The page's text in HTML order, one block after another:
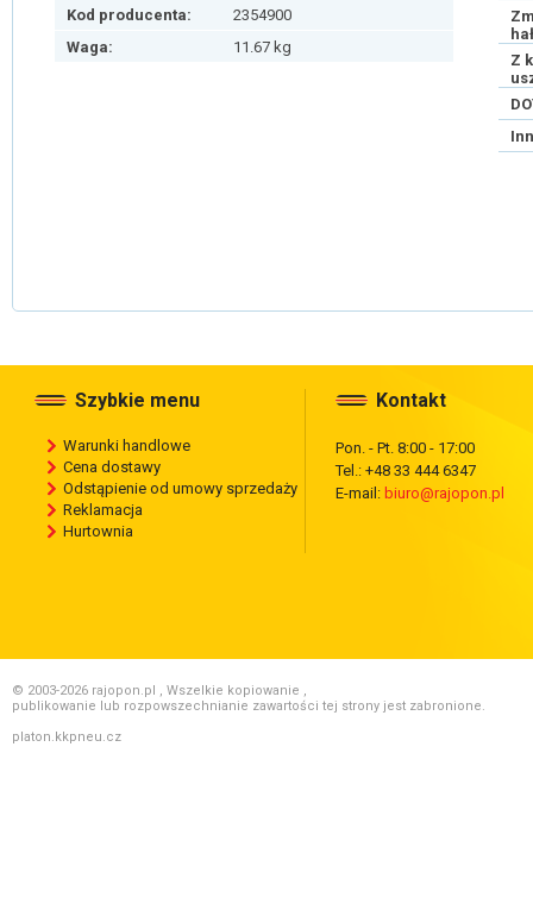
Kod producenta:
2354900
Waga:
11.67 kg
Z
Szybkie menu
Warunki handlowe
Cena dostawy
Odstąpienie od umowy sprzedaży
Reklamacja
Hurtownia
Kontakt
Pon. - Pt. 8:00 - 17:00
Tel.: +48 33 444 6347
E-mail: biuro@rajopon.pl
© 2003-2026 rajopon.pl , Wszelkie kopiowanie ,
publikowanie lub rozpowszechnianie zawartości tej strony jest zabronione.
platon.kkpneu.cz